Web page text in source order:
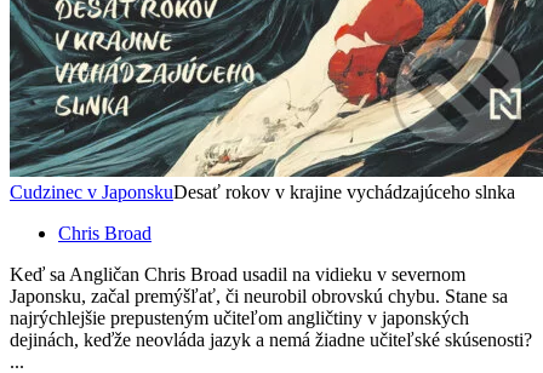
Cudzinec v JaponskuDesať rokov v krajine vychádzajúceho slnka
Chris Broad
Keď sa Angličan Chris Broad usadil na vidieku v severnom
Japonsku, začal premýšľať, či neurobil obrovskú chybu. Stane sa
najrýchlejšie prepusteným učiteľom angličtiny v japonských
dejinách, keďže neovláda jazyk a nemá žiadne učiteľské skúsenosti?
...